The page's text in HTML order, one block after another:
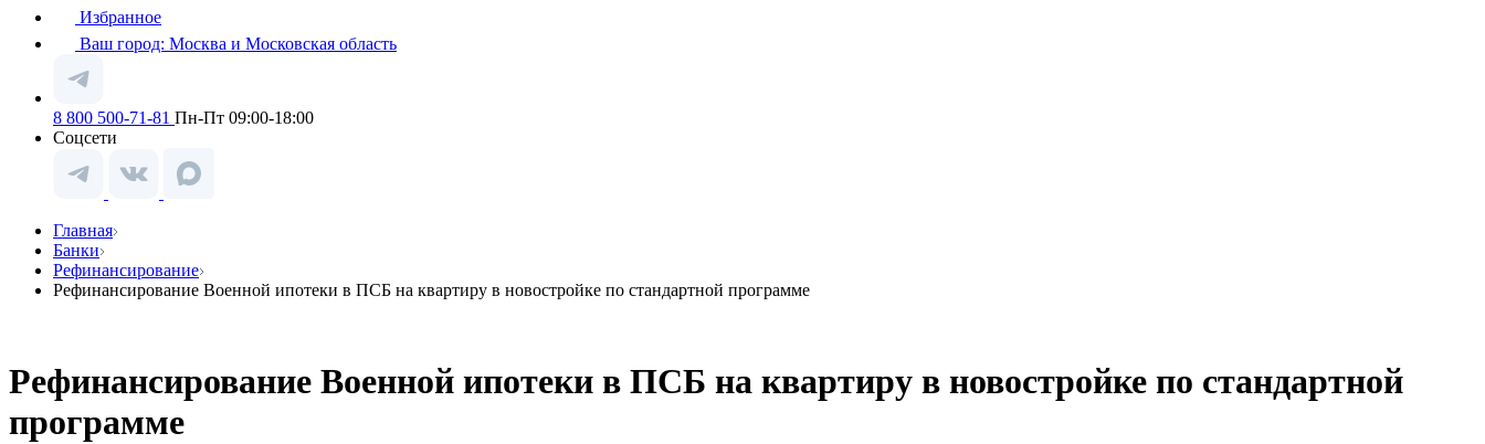
Избранное
Ваш город: Москва и Московская область
8 800 500-71-81 Пн-Пт 09:00-18:00
Соцсети
Главная
Банки
Рефинансирование
Рефинансирование Военной ипотеки в ПСБ на квартиру в новостройке по стандартной программе
Рефинансирование Военной ипотеки в ПСБ на квартиру в новостройке по стандартной
программе